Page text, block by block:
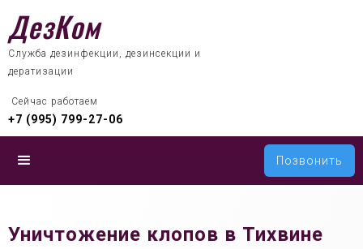
ДезКом
Служба дезинфекции, дезинсекции и
дератизации
Сейчас работаем
+7 (995) 799-27-06
Позвонить
Уничтожение клопов в Тихвине